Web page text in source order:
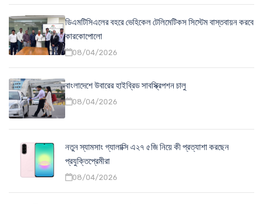
ডিএমটিসিএলের বহরে ভেহিকেল টেলিমেটিকস সিস্টেম বাস্তবায়ন করবে
কারকোপোলো
08/04/2026
বাংলাদেশে উবারের হাইব্রিড সাবস্ক্রিপশন চালু
08/04/2026
নতুন স্যামসাং গ্যালাক্সি এ২৭ ৫জি নিয়ে কী প্রত্যাশা করছেন
প্রযুক্তিপ্রেমীরা
08/04/2026